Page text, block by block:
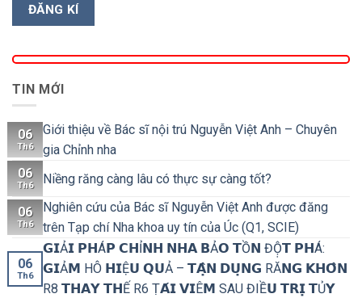
TIN MỚI
06
Th6
Giới thiệu về Bác sĩ nội trú Nguyễn Việt Anh – Chuyên
gia Chỉnh nha
06
Th6 Niềng răng càng lâu có thực sự càng tốt?
06
Th6
Nghiên cứu của Bác sĩ Nguyễn Việt Anh được đăng
trên Tạp chí Nha khoa uy tín của Úc (Q1, SCIE)
06
Th6
𝗚𝗜Ả𝗜 𝗣𝗛Á𝗣 𝗖𝗛Ỉ𝗡𝗛 𝗡𝗛𝗔 𝗕Ả𝗢 𝗧Ồ𝗡 ĐỘ̣𝗧 𝗣𝗛Á:
𝗚𝗜Ả𝗠 HÔ 𝗛𝗜Ệ𝗨 𝗤𝗨Ả – 𝗧𝗔̣̂𝗡 𝗗𝗨̣𝗡𝗚 RĂ𝗡𝗚 𝗞𝗛𝗢̂𝗡
R8 𝗧𝗛𝗔𝗬 𝗧𝗛Ế R6 Ṭ𝗔́𝗜 𝗩𝗜Ê𝗠 SAU ĐIỀ𝗨 𝗧𝗥𝗜̣ 𝗧Ủ𝗬